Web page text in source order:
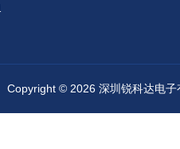
Copyright © 2026 深圳锐科达电